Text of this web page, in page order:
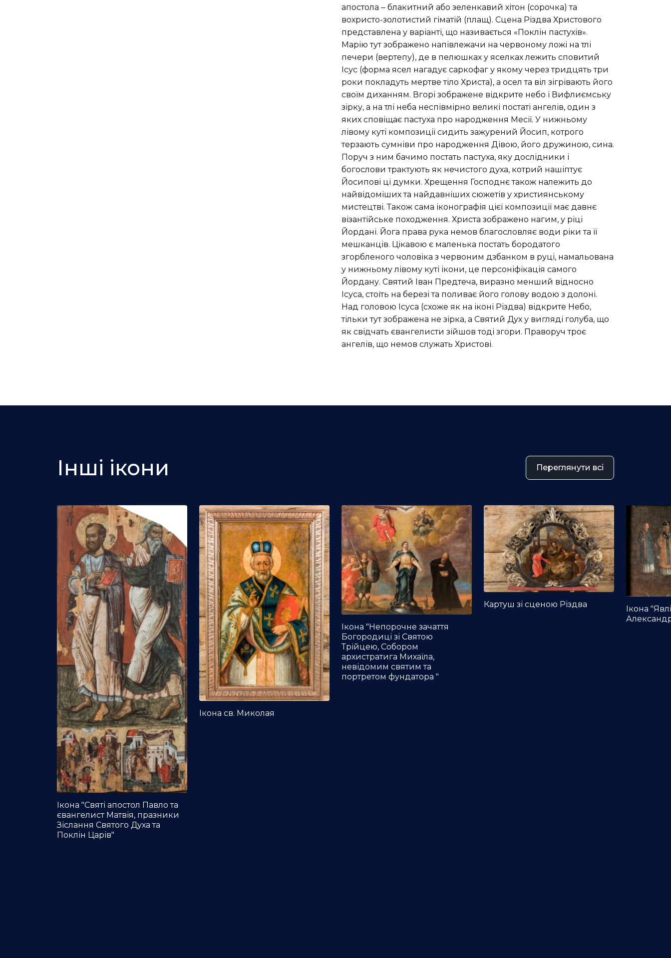
апостола ‒ блакитний або зеленкавий хітон (сорочка) та
вохристо-золотистий гіматій (плащ). Сцена Різдва Христового
представлена у варіанті, що називається «Поклін пастухів».
Марію тут зображено напівлежачи на червоному ложі на тлі
печери (вертепу), де в пелюшках у яселках лежить сповитий
Ісус (форма ясел нагадує саркофаг у якому через тридцять три
роки покладуть мертве тіло Христа), а осел та віл зігрівають його
своїм диханням. Вгорі зображене відкрите небо і Вифлиємську
зірку, а на тлі неба неспівмірно великі постаті ангелів, один з
яких сповіщає пастуха про народження Месії. У нижньому
лівому куті композиції сидить зажурений Йосип, котрого
терзають сумніви про народження Дівою, його дружиною, сина.
Поруч з ним бачимо постать пастуха, яку дослідники і
богослови трактують як нечистого духа, котрий нашіптує
Йосипові ці думки. Хрещення Господнє також належить до
найвідоміших та найдавніших сюжетів у християнському
мистецтві. Також сама іконографія цієї композиції має давнє
візантійське походження. Христа зображено нагим, у ріці
Йордані. Йога права рука немов благословляє води ріки та її
мешканців. Цікавою є маленька постать бородатого
згорбленого чоловіка з червоним дзбанком в руці, намальована
у нижньому лівому куті ікони, це персоніфікація самого
Йордану. Святий Іван Предтеча, виразно менший відносно
Ісуса, стоїть на березі та поливає його голову водою з долоні.
Над головою Ісуса (схоже як на іконі Різдва) відкрите Небо,
тільки тут зображена не зірка, а Святий Дух у вигляді голуба, що
як свідчать євангелисти зійшов тоді згори. Праворуч троє
ангелів, що немов служать Христові.
Інші ікони Переглянути всі
Ікона "Святі апостол Павло та
євангелист Матвія, празники
Зіслання Святого Духа та
Поклін Царів"
Ікона св. Миколая
Ікона "Непорочне зачаття
Богородиці зі Святою
Трійцею, Собором
архистратига Михаїла,
невідомим святим та
портретом фундатора "
Картуш зі сценою Різдва
Ікона